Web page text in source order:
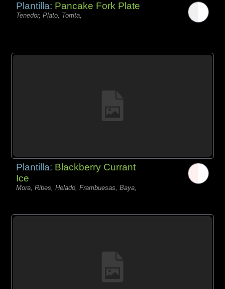
Plantilla: Pancake Fork Plate
Tenedor, Plato, Tortita,
Plantilla: Blackberry Currant
Ice
Mora, Ribes, Helado, Frambuesas, Baya,